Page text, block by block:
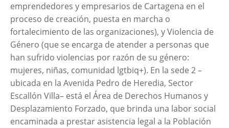
emprendedores y empresarios de Cartagena en el
proceso de creación, puesta en marcha o
fortalecimiento de las organizaciones), y Violencia de
Género (que se encarga de atender a personas que
han sufrido violencias por razón de su género:
mujeres, niñas, comunidad lgtbiq+). En la sede 2 –
ubicada en la Avenida Pedro de Heredia, Sector
Escallón Villa– está el Área de Derechos Humanos y
Desplazamiento Forzado, que brinda una labor social
encaminada a prestar asistencia legal a la Población